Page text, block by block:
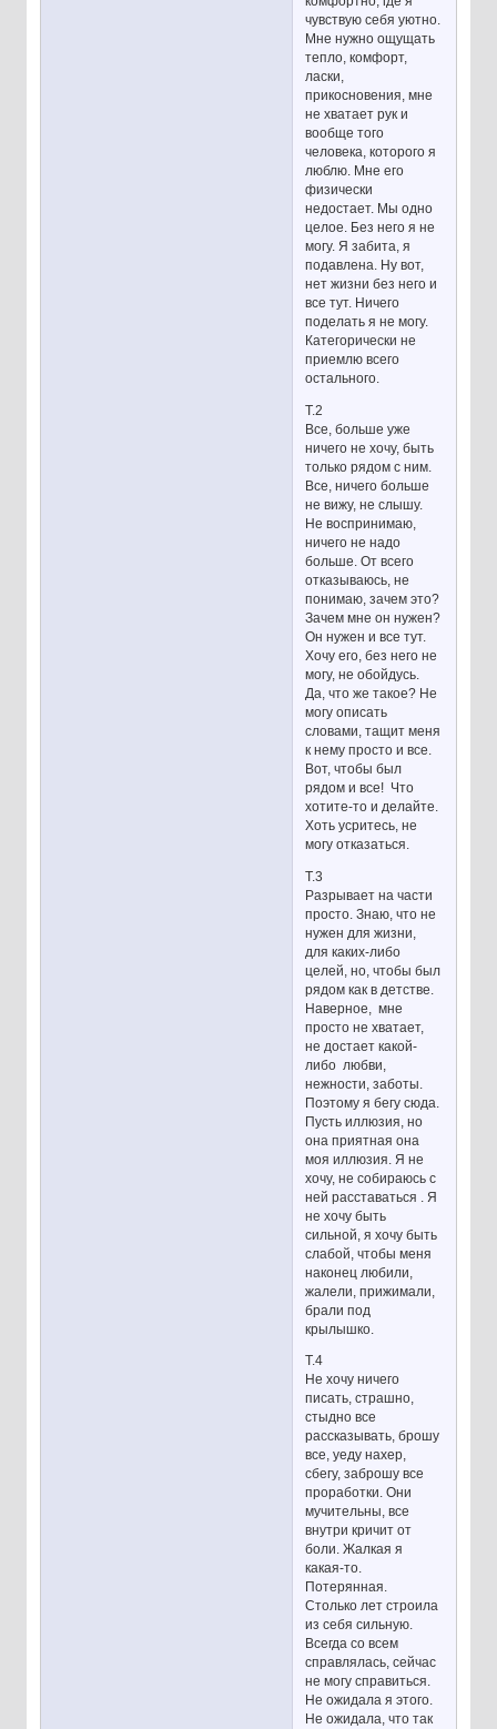
чувствую себя уютно.
Мне нужно ощущать
тепло, комфорт,
ласки,
прикосновения, мне
не хватает рук и
вообще того
человека, которого я
люблю. Мне его
физически
недостает. Мы одно
целое. Без него я не
могу. Я забита, я
подавлена. Ну вот,
нет жизни без него и
все тут. Ничего
поделать я не могу.
Категорически не
приемлю всего
остального.
Т.2
Все, больше уже
ничего не хочу, быть
только рядом с ним.
Все, ничего больше
не вижу, не слышу.
Не воспринимаю,
ничего не надо
больше. От всего
отказываюсь, не
понимаю, зачем это?
Зачем мне он нужен?
Он нужен и все тут.
Хочу его, без него не
могу, не обойдусь.
Да, что же такое? Не
могу описать
словами, тащит меня
к нему просто и все.
Вот, чтобы был
рядом и все! Что
хотите-то и делайте.
Хоть усритесь, не
могу отказаться.
Т.3
Разрывает на части
просто. Знаю, что не
нужен для жизни,
для каких-либо
целей, но, чтобы был
рядом как в детстве.
Наверное, мне
просто не хватает,
не достает какой-
либо любви,
нежности, заботы.
Поэтому я бегу сюда.
Пусть иллюзия, но
она приятная она
моя иллюзия. Я не
хочу, не собираюсь с
ней расставаться . Я
не хочу быть
сильной, я хочу быть
слабой, чтобы меня
наконец любили,
жалели, прижимали,
брали под
крылышко.
Т.4
Не хочу ничего
писать, страшно,
стыдно все
рассказывать, брошу
все, уеду нахер,
сбегу, заброшу все
проработки. Они
мучительны, все
внутри кричит от
боли. Жалкая я
какая-то.
Потерянная.
Столько лет строила
из себя сильную.
Всегда со всем
справлялась, сейчас
не могу справиться.
Не ожидала я этого.
Не ожидала, что так